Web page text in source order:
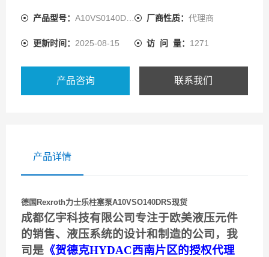
泵进口与出口相通，效率随液体粘度增加而降低，并且输
产品型号： A10VS0140DRS/32R-PPB22U99 厂商性质： 代理商
更新时间： 2025-08-15 访 问 量： 1271
产品咨询 联系我们
产品详情
德国Rexroth力士乐柱塞泵A10VSO140DRS现货
成都亿宇科技有限公司专注于欧美液压元件
的销售、液压系统的设计和制造的公司，我
司是 《贺德克HYDAC西南片区的授权代理